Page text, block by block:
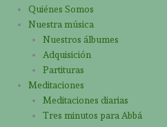
Quiénes Somos
Nuestra música
Nuestros álbumes
Adquisición
Partituras
Meditaciones
Meditaciones diarias
Tres minutos para Abbá